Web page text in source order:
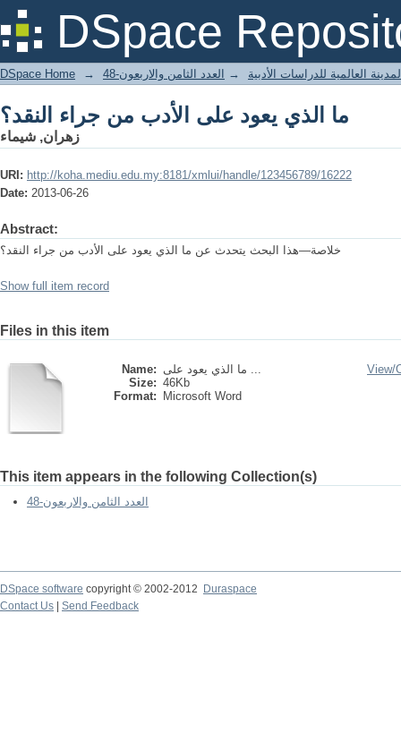
DSpace
ما الذي يعود على الأدب من جراء النقد؟
DSpace Home → العالمية للدراسات الأدبية → العدد الثامن والاربعون-48
ما الذي يعود على الأدب من جراء النقد؟
زهران, شيماء
URI: http://koha.mediu.edu.my:8181/xmlui/handle/123456789/16222
Date: 2013-06-26
Abstract:
خلاصة—هذا البحث يتحدث عن ما الذي يعود على الأدب من جراء النقد؟
Show full item record
Files in this item
Name:
ما الذي يعود على ...
Size: 46Kb
Format:
Microsoft Word
View/
This item appears in the following Collection(s)
العدد الثامن والاربعون-48
DSpace software copyright © 2002-2012
Duraspace
Contact Us
Send Feedback